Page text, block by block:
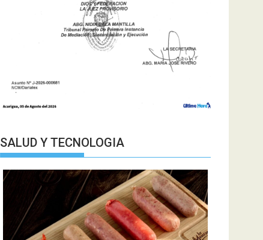
SALUD Y TECNOLOGIA